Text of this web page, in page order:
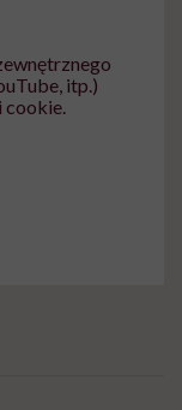
itp.)
cookie.